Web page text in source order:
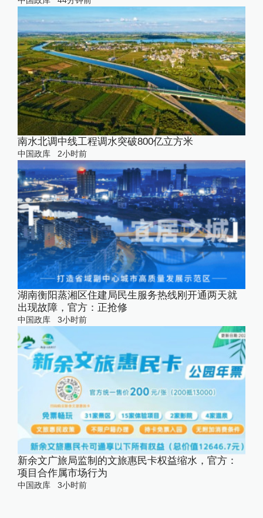
南水北调中线工程调水突破800亿立方米
中国政库 2小时前
湖南衡阳蒸湘区住建局民生服务热线刚开通两天就
出现故障，官方：正抢修
中国政库 3小时前
新余文广旅局监制的文旅惠民卡权益缩水，官方：
项目合作属市场行为
中国政库 3小时前